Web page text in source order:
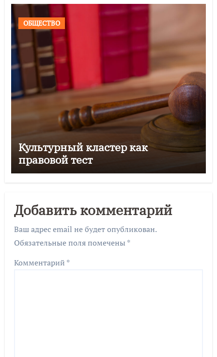
ОБЩЕСТВО
Культурный кластер как
правовой тест
Добавить комментарий
Ваш адрес email не будет опубликован.
Обязательные поля помечены *
Комментарий *